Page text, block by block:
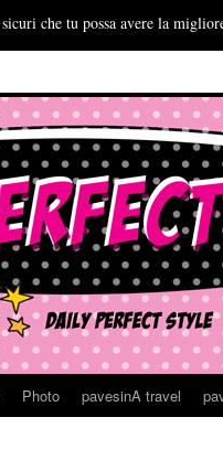
Photo pavesinA travel
che tu possa avere la